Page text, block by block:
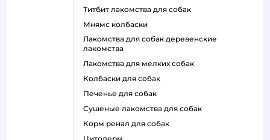
титбит лакомства для собак
мнямс колбаски
лакомства для собак деревенские
лакомства
лакомства для мелких собак
колбаски для собак
печенье для собак
сушеные лакомства для собак
корм ренал для собак